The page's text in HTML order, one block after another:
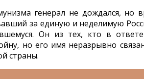
генерал не дождался, но
за единую и неделимую
Он из тех, кто в
но его имя неразрывно
страны.